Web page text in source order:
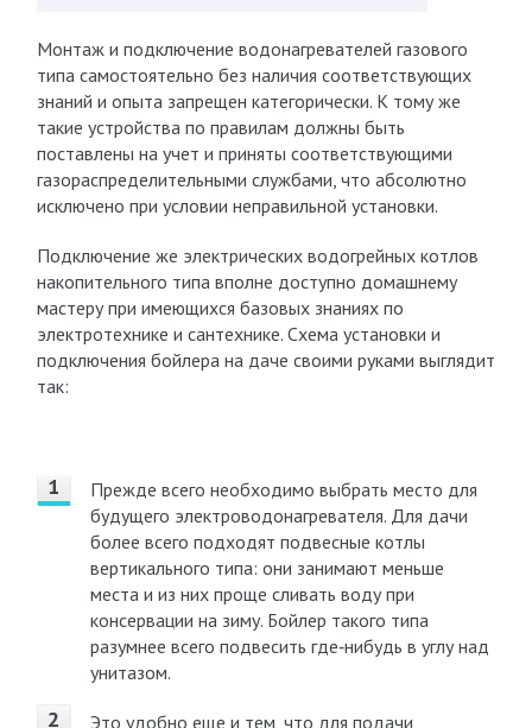
Монтаж и подключение водонагревателей газового
типа самостоятельно без наличия соответствующих
знаний и опыта запрещен категорически. К тому же
такие устройства по правилам должны быть
поставлены на учет и приняты соответствующими
газораспределительными службами, что абсолютно
исключено при условии неправильной установки.
Подключение же электрических водогрейных котлов
накопительного типа вполне доступно домашнему
мастеру при имеющихся базовых знаниях по
электротехнике и сантехнике. Схема установки и
подключения бойлера на даче своими руками выглядит
так:
Прежде всего необходимо выбрать место для
будущего электроводонагревателя. Для дачи
более всего подходят подвесные котлы
вертикального типа: они занимают меньше
места и из них проще сливать воду при
консервации на зиму. Бойлер такого типа
разумнее всего подвесить где‑нибудь в углу над
унитазом.
Это удобно еще и тем, что для подачи